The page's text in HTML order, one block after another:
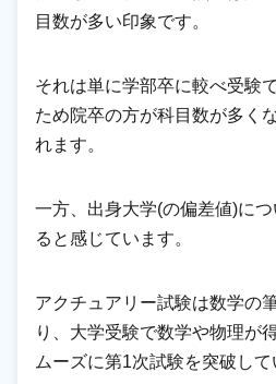
目数が多い印象です。
それは単に学部卒に較べ受験
ため院卒の方が科目数が多く
れます。
一方、出身大学(の偏差値)に
ると感じています。
アクチュアリー試験は数学の
り、大学受験で数学や物理が
ムーズに第1次試験を突破して